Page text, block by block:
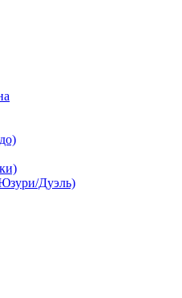
Дуэль)